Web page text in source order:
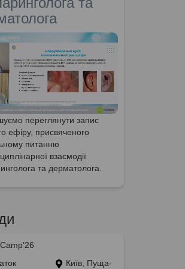
переглянути запис
ефіру, присвяченого
питанню
взаємодії
та дерматолога.
Київ, Пуща-